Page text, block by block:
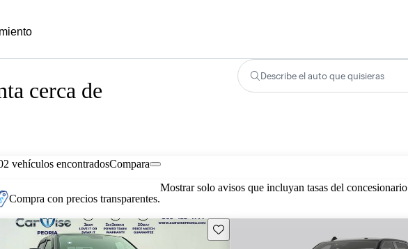
cerca de
Describe el auto que quisieras
vehículos encontradosCompara
Compra con precios transparentes.
Mostrar solo avisos que incluyan tasas del concesionario
Guarda este Aviso